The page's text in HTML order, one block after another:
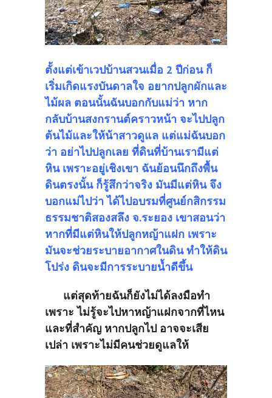
ตั้งแต่เข้าเวปบ้านสวนเมื่อ 2 ปีก่อน ก็
เริ่มเกิดแรงบันดาลใจ อยากปลูกผักและ
ไม้ผล ตอนนั้นฉันบอกกับแม่ว่า หาก
กลับบ้านสงกรานต์คราวหน้า จะไปปลูก
ต้นไม้และให้น้าสาวดูแล แต่แม่ฉันบอก
ว่า อย่าไปปลูกเลย ที่ดินที่บ้านเรามีแต่
หิน เพราะอยู่เชิงเขา ฉันย้อนนึกถึงพื้น
ดินตรงนั้น ก็รู้สึกว่าจริง มันมีแต่หิน จึง
บอกแม่ไปว่า ได้ไปอบรมที่ศูนย์กสิกรรม
ธรรมชาติสองสลึง จ.ระยอง เขาสอนว่า
หากที่มีแต่หินให้ปลูกหญ้าแฝก เพราะ
มันจะช่วยระบายอากาศในดิน ทำให้ดิน
โปร่ง ดินจะมีการระบายน้ำดีขึ้น
แต่สุดท้ายฉันก็ยังไม่ได้ลงมือทำ
เพราะ ไม่รู้จะไปหาหญ้าแฝกจากที่ไหน
และที่สำคัญ หากปลูกไป อาจจะเสีย
เปล่า เพราะไม่มีคนช่วยดูแลให้